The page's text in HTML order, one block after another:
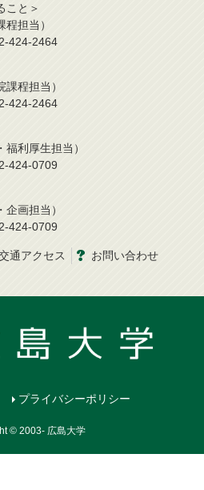
生に関すること＞
（学士課程担当）
424-2464
ること＞
（大学院課程担当）
424-2464
利厚生担当）
424-0709
画担当）
424-0709
通アクセス お問い合わせ
プライバシーポリシー
© 2003- 広島大学